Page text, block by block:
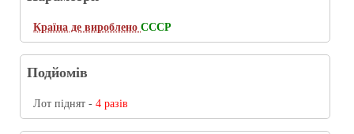
Країна де вироблено СССР
Подйомів
Лот піднят - 4 разів